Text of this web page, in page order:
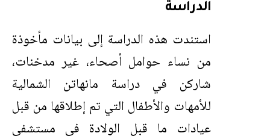
الدراسة
استندت هذه الدراسة إلى بيانات مأخوذة
من نساء حوامل أصحاء، غير مدخنات،
شاركن في دراسة مانهاتن الشمالية
للأمهات والأطفال التي تم إطلاقها من قبل
عيادات ما قبل الولادة في مستشفى